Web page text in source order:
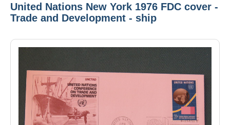
United Nations New York 1976 FDC cover -
Trade and Development - ship